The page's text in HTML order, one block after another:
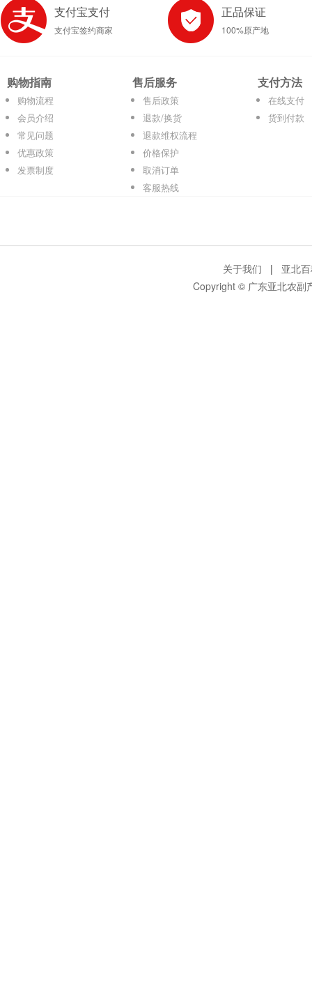
支付宝支付
支付宝签约商家
正品保证
100%原产地
购物指南
购物流程
会员介绍
常见问题
优惠政策
发票制度
售后服务
售后政策
退款/换货
退款维权流程
价格保护
取消订单
客服热线
支付方法
在线支付
货到付款
关于我们 | 亚北
Copyright © 广东亚北农副